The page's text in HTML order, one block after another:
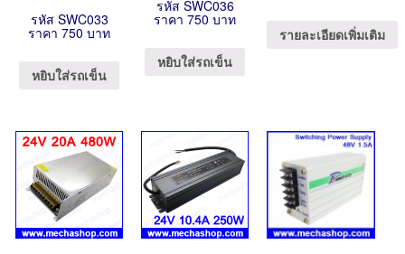
รหัส SWC033
ราคา 750 บาท
หยิบใส่รถเข็น
รหัส SWC036
ราคา 750 บาท
หยิบใส่รถเข็น
รายละเอียดเพิ่มเติม